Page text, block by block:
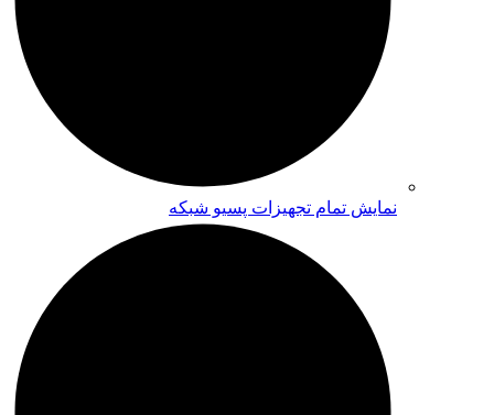
نمایش تمام تجهیزات پسیو شبکه